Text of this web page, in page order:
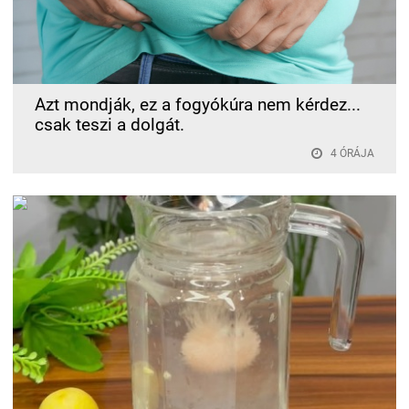
Azt mondják, ez a fogyókúra nem kérdez...
csak teszi a dolgát.
4 ÓRÁJA